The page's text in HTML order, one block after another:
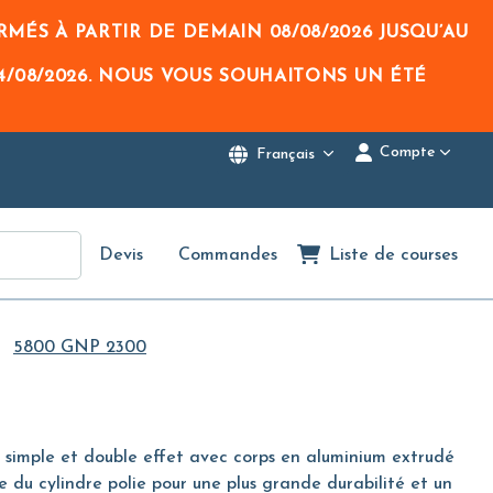
À PARTIR DE DEMAIN 08/08/2026JUSQU’AU
08/2026. NOUS VOUS SOUHAITONS UN ÉTÉ
Français Compte
Devis Commandes Liste de courses
5800 GNP 2300
et double effet avec corps en aluminium extrudé
du cylindre polie pour une plus grande durabilité et un